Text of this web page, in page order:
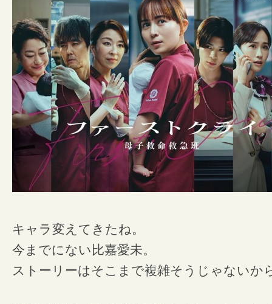
キャラ変えてきたね。
今までにない比嘉愛未。
ストーリーはそこまで複雑そうじゃないか